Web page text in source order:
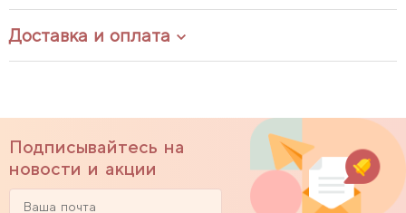
Доставка и оплата
Подписывайтесь на
новости и акции